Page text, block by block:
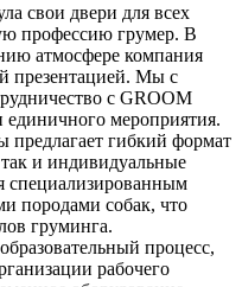
свои двери для всех
профессию грумер. В
атмосфере компания
презентацией. Мы с
с GROOM
единичного мероприятия.
предлагает гибкий формат
и индивидуальные
специализированным
породами собак, что
груминга.
процесс,
рабочего